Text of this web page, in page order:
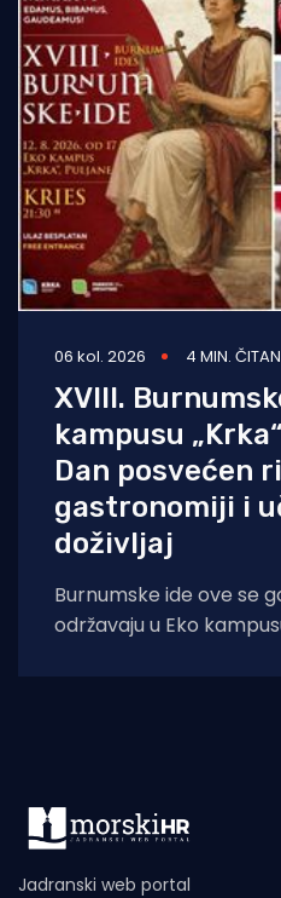
06 kol. 2026 4 MIN.
XVIII.
kampusu
Dan posvećen
gastronomiji i
doživljaj
Burnumske ide ove se
održavaju u Eko
Jadranski web portal